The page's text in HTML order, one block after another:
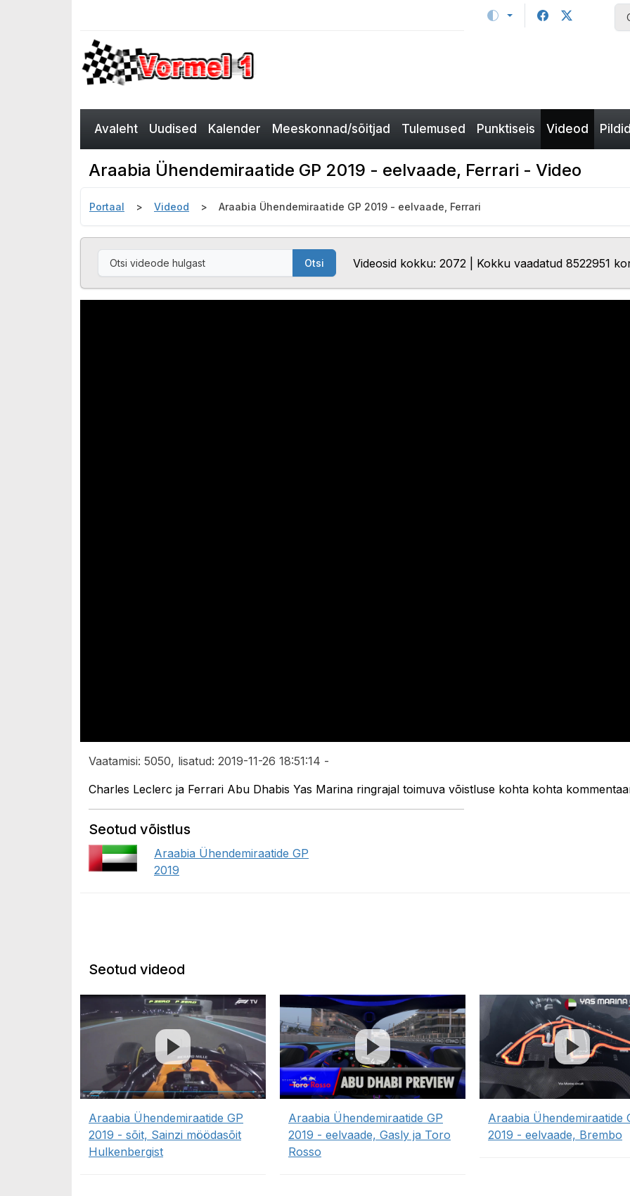
Avaleht Uudised Kalender Meeskonnad/sõitjad Tulemused Punktiseis Videod
Araabia Ühendemiraatide GP 2019 - eelvaade, Ferrari - Video
Portaal Videod Araabia Ühendemiraatide GP 2019 - eelvaade, Ferrari
Otsi Videosid kokku: 2072 | Kokku vaadatud 8522951
Vaatamisi: 5050, lisatud: 2019-11-26 18:51:14 -
Charles Leclerc ja Ferrari Abu Dhabis Yas Marina ringrajal toimuva võistluse kohta kohta
Seotud võistlus
Araabia Ühendemiraatide GP
2019
Seotud videod
Araabia Ühendemiraatide GP
2019 - sõit, Sainzi möödasõit
Hulkenbergist
Araabia Ühendemiraatide GP
2019 - eelvaade, Gasly ja Toro
Rosso
Araabia Ühendemiraatide
2019 - eelvaade, Brembo